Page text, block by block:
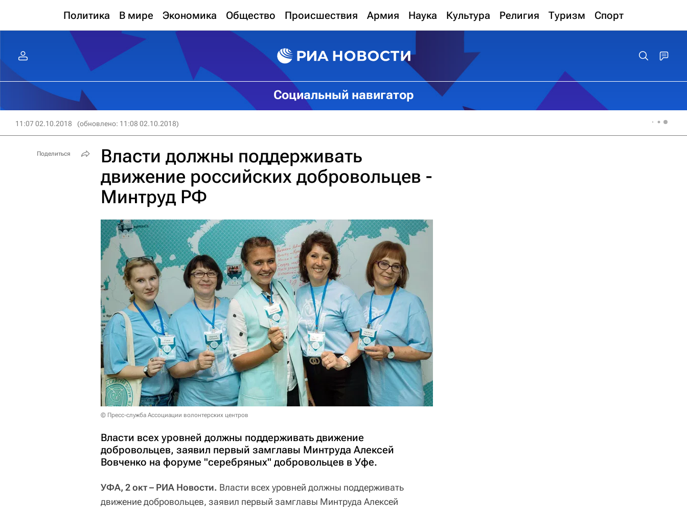
Политика В мире Экономика Общество Происшествия Армия Наука Культура Религия Туризм Спорт
Социальный навигатор
11:07 02.10.2018 (обновлено: 11:08 02.10.2018)
Власти должны поддерживать
движение российских добровольцев -
Минтруд РФ
© Пресс-служба Ассоциации волонтерских центров
Власти всех уровней должны поддерживать движение
добровольцев, заявил первый замглавы Минтруда Алексей
Вовченко на форуме "серебряных" добровольцев в Уфе.
УФА, 2 окт – РИА Новости. Власти всех уровней должны поддерживать
движение добровольцев, заявил первый замглавы Минтруда Алексей
Поделиться